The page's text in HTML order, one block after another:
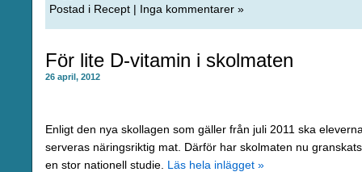
Postad i Recept | Inga kommentarer »
För lite D-vitamin i skolmaten
26 april, 2012
Enligt den nya skollagen som gäller från juli 2011 ska
serveras näringsriktig mat. Därför har skolmaten nu
en stor nationell studie. Läs hela inlägget »